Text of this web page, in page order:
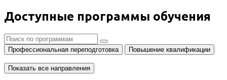
Доступные программы обучения
Профессиональная переподготовка Повышение квалификации
Показать все направления